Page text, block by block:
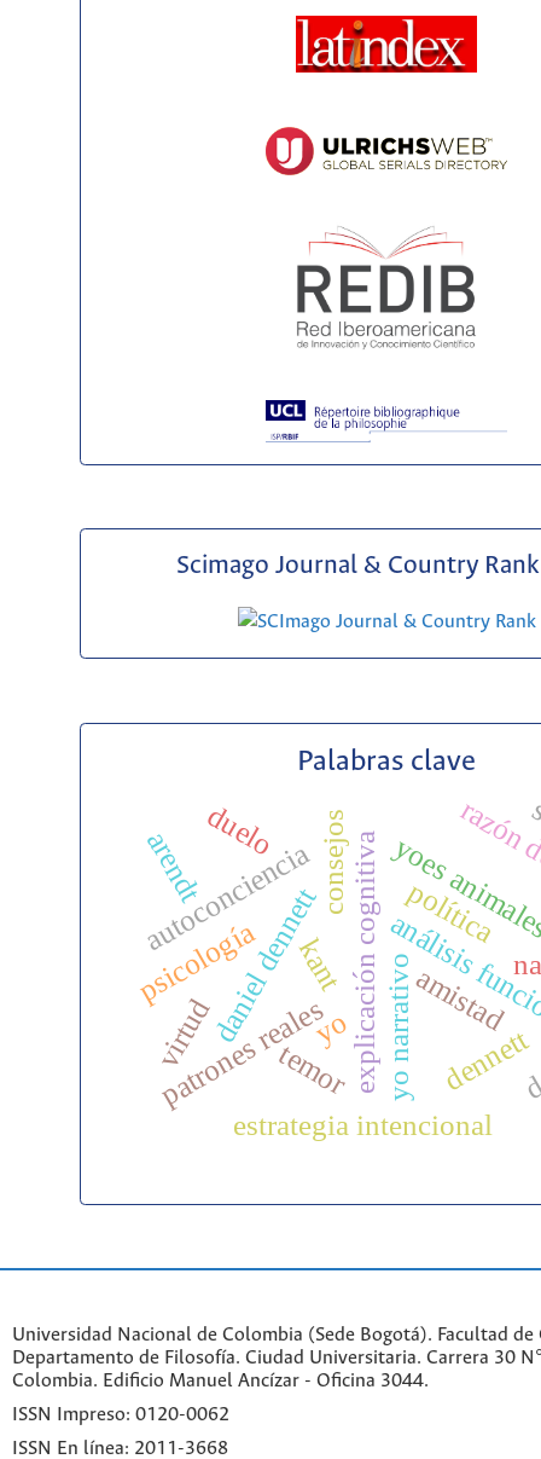
Scimago Journal & Country Rank
Palabras clave
dennett
explicación cognitivaanálisis
daniel dennettyo
patrones reales
autoconciencia yoes
yo narrativo
estrategia intencional
psicología
política
amistad
duelo
temor
kant
arendt consejos
virtud
Universidad Nacional de Colombia (Sede Bogotá). Facultad de
Departamento de Filosofía. Ciudad Universitaria. Carrera 30
Colombia. Edificio Manuel Ancízar - Oficina 3044.
ISSN Impreso: 0120-0062
ISSN En línea: 2011-3668